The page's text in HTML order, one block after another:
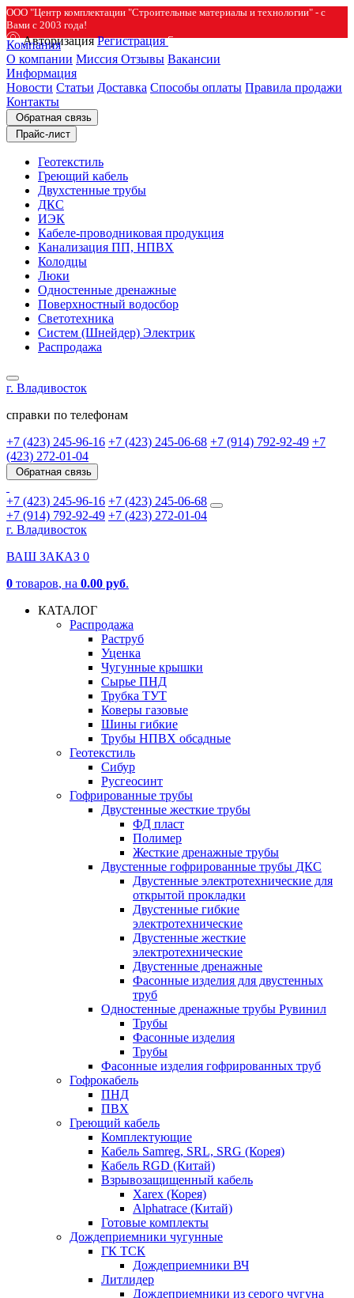
ООО "Центр комплектации "Строительные материалы и технологии" - с
Вами с 2003 года!
Авторизация Регистрация
Компания
О компании Миссия Отзывы Вакансии
Информация
Новости Статьи Доставка Способы оплаты Правила продажи
Контакты
Обратная связь
Прайс-лист
Геотекстиль
Греющий кабель
Двухстенные трубы
ДКС
ИЭК
Кабеле-проводниковая продукция
Канализация ПП, НПВХ
Колодцы
Люки
Одностенные дренажные
Поверхностный водосбор
Светотехника
Систем (Шнейдер) Электрик
Распродажа
г. Владивосток
справки по телефонам
+7 (423) 245-96-16 +7 (423) 245-06-68 +7 (914) 792-92-49 +7
(423) 272-01-04
Обратная связь
+7 (423) 245-96-16 +7 (423) 245-06-68
+7 (914) 792-92-49 +7 (423) 272-01-04
г. Владивосток
ВАШ ЗАКАЗ 0
0 товаров, на 0.00 руб.
КАТАЛОГ
Распродажа
Раструб
Уценка
Чугунные крышки
Сырье ПНД
Трубка ТУТ
Коверы газовые
Шины гибкие
Трубы НПВХ обсадные
Геотекстиль
Сибур
Русгеосинт
Гофрированные трубы
Двустенные жесткие трубы
ФД пласт
Полимер
Жесткие дренажные трубы
Двустенные гофрированные трубы ДКС
Двустенные электротехнические для
открытой прокладки
Двустенные гибкие
электротехнические
Двустенные жесткие
электротехнические
Двустенные дренажные
Фасонные изделия для двустенных
труб
Одностенные дренажные трубы Рувинил
Трубы
Фасонные изделия
Трубы
Фасонные изделия гофрированных труб
Гофрокабель
ПНД
ПВХ
Греющий кабель
Комплектующие
Кабель Samreg, SRL, SRG (Корея)
Кабель RGD (Китай)
Взрывозащищенный кабель
Xarex (Корея)
Alphatrace (Китай)
Готовые комплекты
Дождеприемники чугунные
ГК ТСК
Дождеприемники ВЧ
Литлидер
Дождеприемники из серого чугуна